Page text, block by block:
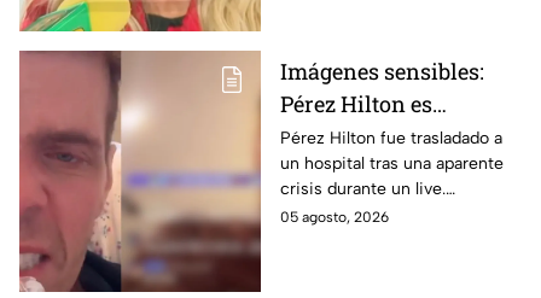
Imágenes sensibles:
Pérez Hilton es
hospitalizado tras
aparente crisis durante
transmisión en vivo |
VIDEO
Pérez Hilton fue trasladado a
un hospital tras una aparente
crisis durante un live.
Autoridades acudieron a su
05 agosto, 2026